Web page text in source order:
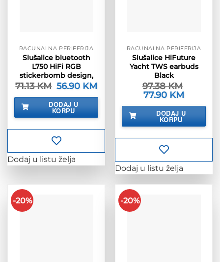
RAČUNALNA PERIFERIJA
Slušalice bluetooth
L750 HiFi RGB
stickerbomb design,
71.13KM Izvorna
cijena
bila
je:
71.13 KM.
56.90 KM
je:
56.90 KM.
DODAJ U
KORPU
Dodaj u listu želja
RAČUNALNA PERIFERIJA
Slušalice HiFuture
Yacht TWS earbuds
Black
97.38KM
Izvorna
cijena
bila
97.38 KM.
77.90 KM
je:
77.90 KM.
DODAJ U
KORPU
Dodaj u listu želja
-20% -20%